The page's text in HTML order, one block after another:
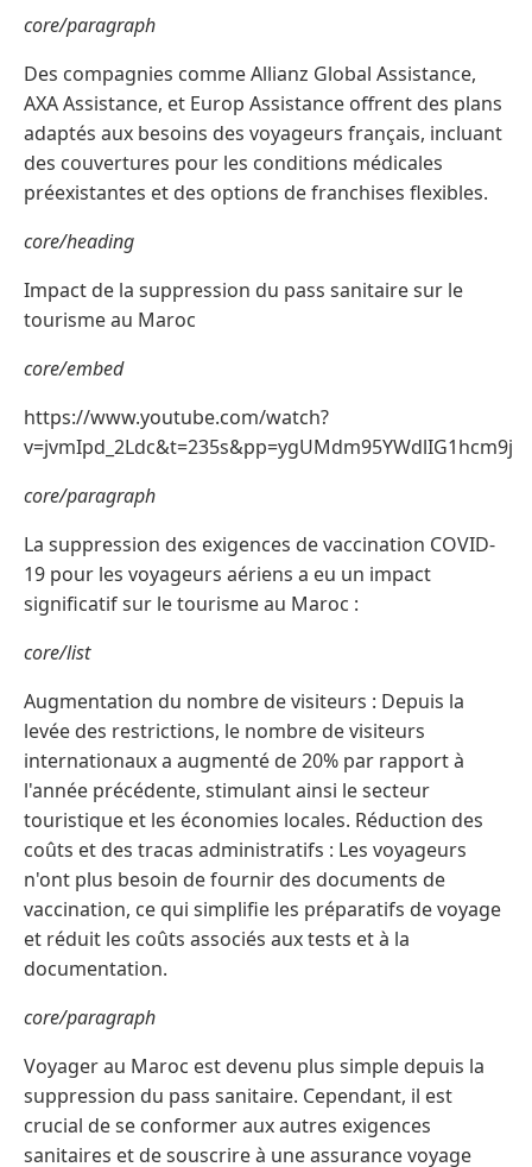
core/paragraph
Des compagnies comme Allianz Global Assistance,
AXA Assistance, et Europ Assistance offrent des plans
adaptés aux besoins des voyageurs français, incluant
des couvertures pour les conditions médicales
préexistantes et des options de franchises flexibles.
core/heading
Impact de la suppression du pass sanitaire sur le
tourisme au Maroc
core/embed
https://www.youtube.com/watch?
v=jvmIpd_2Ldc&t=235s&pp=ygUMdm95YWdlIG1hcm9j
core/paragraph
La suppression des exigences de vaccination COVID-
19 pour les voyageurs aériens a eu un impact
significatif sur le tourisme au Maroc :
core/list
Augmentation du nombre de visiteurs : Depuis la
levée des restrictions, le nombre de visiteurs
internationaux a augmenté de 20% par rapport à
l'année précédente, stimulant ainsi le secteur
touristique et les économies locales. Réduction des
coûts et des tracas administratifs : Les voyageurs
n'ont plus besoin de fournir des documents de
vaccination, ce qui simplifie les préparatifs de voyage
et réduit les coûts associés aux tests et à la
documentation.
core/paragraph
Voyager au Maroc est devenu plus simple depuis la
suppression du pass sanitaire. Cependant, il est
crucial de se conformer aux autres exigences
sanitaires et de souscrire à une assurance voyage